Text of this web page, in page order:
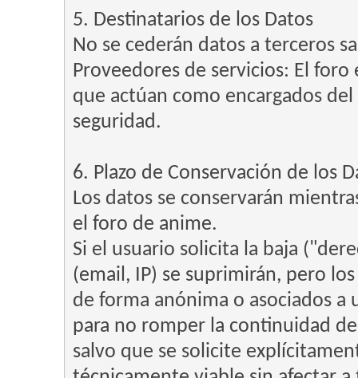
5. Destinatarios de los Datos
No se cederán datos a terceros
Proveedores de servicios: El
que actúan como encargados
seguridad.
6. Plazo de Conservación de los
Los datos se conservarán
el foro de anime.
Si el usuario solicita la baja
(email, IP) se suprimirán, pero
de forma anónima o asociados
para no romper la continuidad
salvo que se solicite